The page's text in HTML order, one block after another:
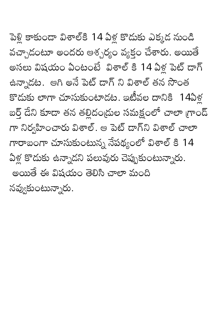
పెళ్లి కాకుండా విశాల్‌కి 14 ఏళ్ల కొడుకు ఎక్క‌డ నుండి
వ‌చ్చాడంటూ అందరు ఆశ్చ‌ర్యం వ్య‌క్తం చేశారు. అయితే
అస‌లు విష‌యం ఏంటంటే విశాల్ కి 14 ఏళ్ల పెట్ డాగ్
ఉన్నాడట. ఆగి అనే పెట్ డాగ్ ని విశాల్‌ తన సొంత
కొడుకు లాగా చూసుకుంటాడట. ఇటీవ‌ల దానికి 14ఏళ్ల
బర్త్ డేని కూడా తన తల్లిదండ్రుల సమక్షంలో చాలా గ్రాండ్
గా నిర్వహించారు విశాల్‌. ఆ పెట్ డాగ్‌ని విశాల్ చాలా
గారాబంగా చూసుకుంటున్న నేప‌థ్యంలో విశాల్ కి 14
ఏళ్ల కొడుకు ఉన్నాడ‌ని ప‌లువురు చెప్పుకుంటున్నారు.
అయితే ఈ విష‌యం తెలిసి చాలా మంది
న‌వ్వుకుంటున్నారు.